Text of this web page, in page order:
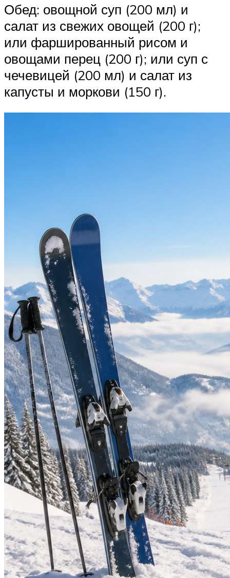
Обед: овощной суп (200 мл) и
салат из свежих овощей (200 г);
или фаршированный рисом и
овощами перец (200 г); или суп с
чечевицей (200 мл) и салат из
капусты и моркови (150 г).